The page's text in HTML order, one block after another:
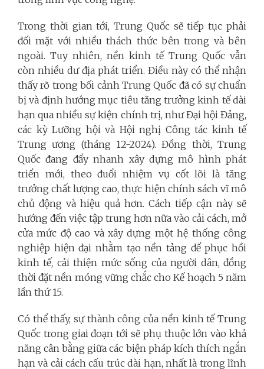
Trong thời gian tới, Trung Quốc sẽ tiếp tục phải
đối mặt với nhiều thách thức bên trong và bên
ngoài. Tuy nhiên, nền kinh tế Trung Quốc vẫn
còn nhiều dư địa phát triển. Điều này có thể nhận
thấy rõ trong bối cảnh Trung Quốc đã có sự chuẩn
bị và định hướng mục tiêu tăng trưởng kinh tế dài
hạn qua nhiều sự kiện chính trị, như Đại hội Đảng,
các kỳ Lưỡng hội và Hội nghị Công tác kinh tế
Trung ương (tháng 12-2024). Đồng thời, Trung
Quốc đang đẩy nhanh xây dựng mô hình phát
triển mới, theo đuổi nhiệm vụ cốt lõi là tăng
trưởng chất lượng cao, thực hiện chính sách vĩ mô
chủ động và hiệu quả hơn. Cách tiếp cận này sẽ
hướng đến việc tập trung hơn nữa vào cải cách, mở
cửa mức độ cao và xây dựng một hệ thống công
nghiệp hiện đại nhằm tạo nền tảng để phục hồi
kinh tế, cải thiện mức sống của người dân, đồng
thời đặt nền móng vững chắc cho Kế hoạch 5 năm
lần thứ 15.
Có thể thấy, sự thành công của nền kinh tế Trung
Quốc trong giai đoạn tới sẽ phụ thuộc lớn vào khả
năng cân bằng giữa các biện pháp kích thích ngắn
hạn và cải cách cấu trúc dài hạn, nhất là trong lĩnh